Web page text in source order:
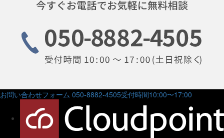
お問い合わせフォーム 050-8882-4505受付時間10:00〜17:00